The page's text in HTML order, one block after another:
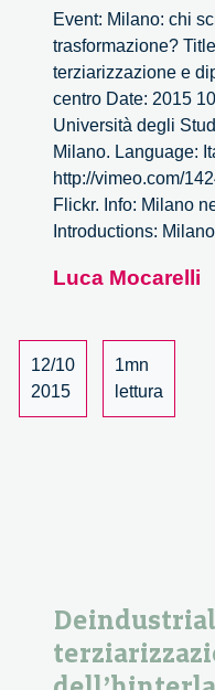
Event: Milano: chi
trasformazione?
terziarizzazione e
centro Date: 2015
Università degli
Milano. Language:
http://vimeo.com/
Flickr. Info: Milano
Introductions:
Luca Mocarelli
12/10
2015
1mn
lettura